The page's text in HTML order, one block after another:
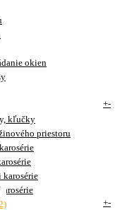
okien
+-
kľučky
priestoru
karosérie
+-